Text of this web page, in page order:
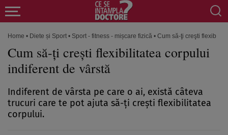
Home • Diete și Sport • Sport - fitness - mișcare fizică • Cum să-ţi creşti
Cum să-ţi creşti flexibilitatea corpului
indiferent de vârstă
Indiferent de vârsta pe care o ai, există câteva
trucuri care te pot ajuta să-ţi creşti flexibilitatea
corpului.